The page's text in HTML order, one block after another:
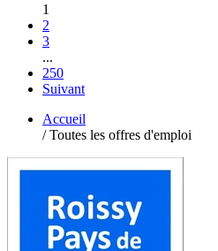
1
2
3
...
250
Suivant
Accueil
/ Toutes les offres d'emploi